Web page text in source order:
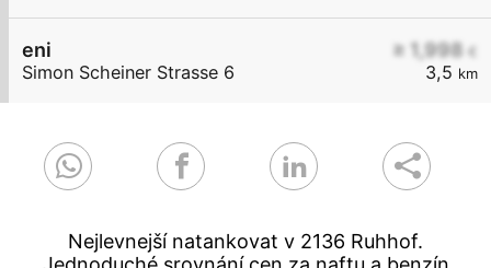
≥ 1,998 €
3,5 km
eni
Simon Scheiner Strasse 6
Nejlevnejší natankovat v 2136 Ruhhof.